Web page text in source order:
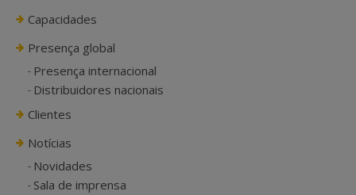
Capacidades
Presença global
Presença internacional
Distribuidores nacionais
Clientes
Notícias
Novidades
Sala de imprensa